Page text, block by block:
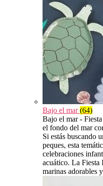
Bajo el mar(64)
Bajo el mar -
el fondo del mar
Si estás buscando
peques, esta
celebraciones
acuático. La Fiesta
marinas adorables